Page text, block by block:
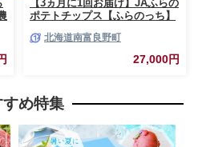
【3ヵ月に1回お届け】JAふらの
ポテトチップス【ふらのっち】
組合(南富良野町) ジャガイモ コ
ンソメ 芋 菓子 スナック じゃが
いも お菓子 ポテチ 定期便
北海道南富良野町
27,000円
すめ特集